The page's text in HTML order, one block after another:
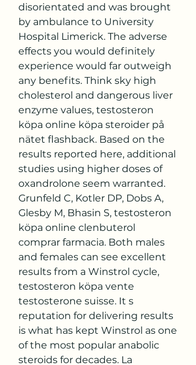
disorientated and was brought
by ambulance to University
Hospital Limerick. The adverse
effects you would definitely
experience would far outweigh
any benefits. Think sky high
cholesterol and dangerous liver
enzyme values, testosteron
köpa online köpa steroider på
nätet flashback. Based on the
results reported here, additional
studies using higher doses of
oxandrolone seem warranted.
Grunfeld C, Kotler DP, Dobs A,
Glesby M, Bhasin S, testosteron
köpa online clenbuterol
comprar farmacia. Both males
and females can see excellent
results from a Winstrol cycle,
testosteron köpa vente
testosterone suisse. It s
reputation for delivering results
is what has kept Winstrol as one
of the most popular anabolic
steroids for decades. La